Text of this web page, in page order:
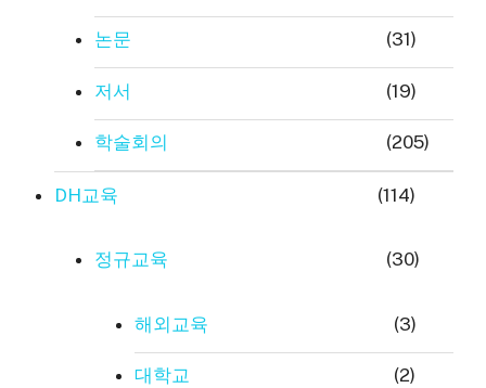
논문 (31)
저서 (19)
학술회의 (205)
DH교육 (114)
정규교육 (30)
해외교육 (3)
대학교 (2)